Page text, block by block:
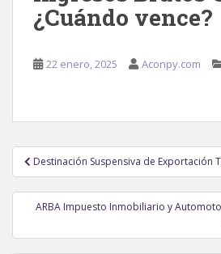
¿Cuándo vence?
22 enero, 2025 Aconpy.com
Navegación
de
entradas
Destinación Suspensiva de Exportación
ARBA Impuesto Inmobiliario y